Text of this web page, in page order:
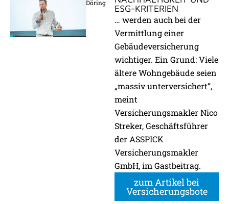
Döring
ESG-KRITERIEN
… werden auch bei der
Vermittlung einer
Gebäudeversicherung
wichtiger. Ein Grund: Viele
ältere Wohngebäude seien
„massiv unterversichert“,
meint
Versicherungsmakler Nico
Streker, Geschäftsführer
der ASSPICK
Versicherungsmakler
GmbH, im Gastbeitrag.
zum Artikel bei
Versicherungsbote